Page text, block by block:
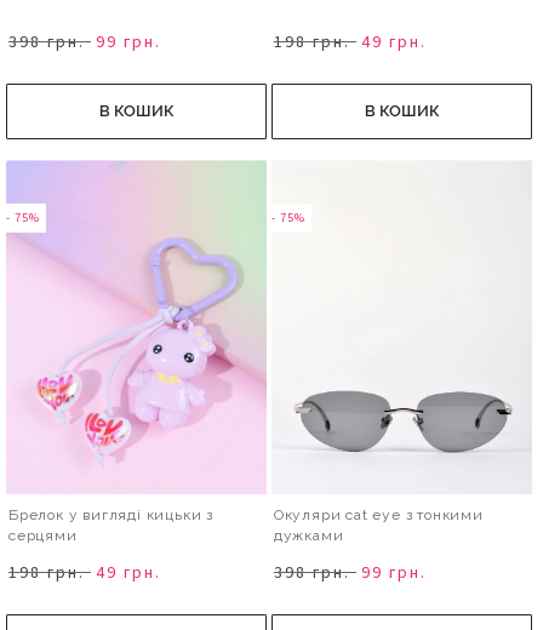
398 грн. 99 грн.
В КОШИК
198 грн. 49 грн.
В КОШИК
- 75%
Брелок у вигляді кицьки з
серцями
198 грн. 49 грн.
- 75%
Окуляри cat eye з тонкими
дужками
398 грн. 99 грн.